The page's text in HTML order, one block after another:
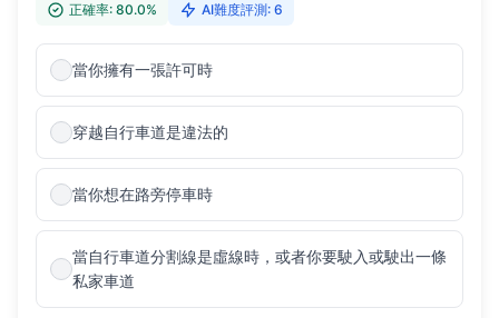
正確率: 80.0% AI難度評測: 6
當你擁有一張許可時
穿越自行車道是違法的
當你想在路旁停車時
當自行車道分割線是虛線時，或者你要駛入或駛出一條
私家車道